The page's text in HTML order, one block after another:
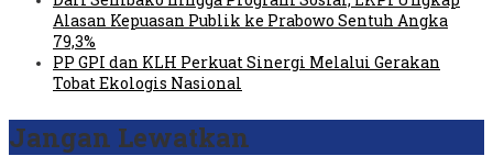
Alasan Kepuasan Publik ke Prabowo Sentuh Angka
79,3%
PP GPI dan KLH Perkuat Sinergi Melalui Gerakan
Tobat Ekologis Nasional
Jangan Lewatkan